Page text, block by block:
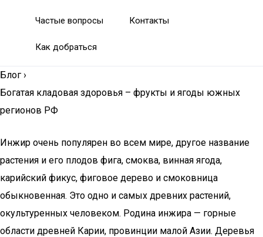
Частые вопросы Контакты
Как добраться
Блог ›
Богатая кладовая здоровья – фрукты и ягоды южных
регионов РФ
Инжир очень популярен во всем мире, другое название
растения и его плодов фига, смоква, винная ягода,
карийский фикус, фиговое дерево и смоковница
обыкновенная. Это одно и самых древних растений,
окультуренных человеком. Родина инжира — горные
области древней Карии, провинции малой Азии. Деревья